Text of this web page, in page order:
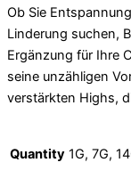
Ob Sie
Linderung suchen,
Ergänzung für Ihre
seine unzähligen
verstärkten Highs,
Quantity 1G, 7G,